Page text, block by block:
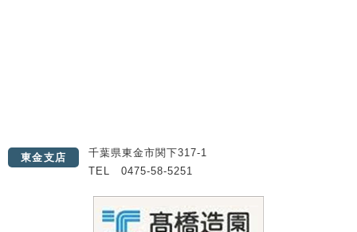
東金支店
千葉県東金市関下317-1
TEL 0475-58-5251